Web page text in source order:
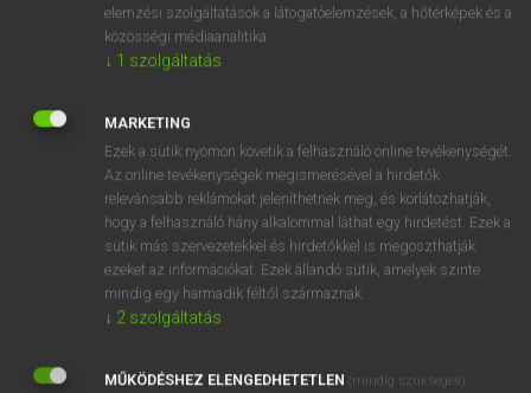
NINCS ELŐFIZETÉSED?
Nincs regisztrációm és előfizetésem. A szótár 2 órás,
díjmentes próbaverziójának elindításához regisztrálok és
belépek.
REGISZTRÁCIÓ
elemzési szolgáltatások a látogatóelemzések, a hőtérképek és a
közösségi médiaanalitika.
↓ 1 szolgáltatás
MARKETING
Ezek a sütik nyomon követik a felhasználó online tevékenységét.
Az online tevékenységek megismerésével a hirdetők
relevánsabb reklámokat jeleníthetnek meg, és korlátozhatják,
hogy a felhasználó hány alkalommal láthat egy hirdetést. Ezek a
sütik más szervezetekkel és hirdetőkkel is megoszthatják
ezeket az információkat. Ezek állandó sütik, amelyek szinte
mindig egy harmadik féltől származnak.
↓ 2 szolgáltatás
MŰKÖDÉSHEZ ELENGEDHETETLEN (mindig szükséges)